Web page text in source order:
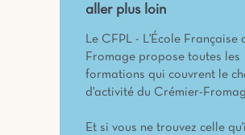
aller plus loin
Le CFPL - L'École Française
Fromage propose toutes les
formations qui couvrent le
d'activité du Crémier-
Et si vous ne trouvez celle qu'il